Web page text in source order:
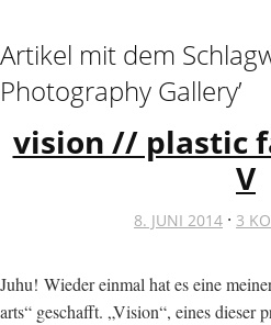
Artikel mit dem
Photography Gallery’
vision // plastic
V
8. JUNI 2014 · 3
Juhu! Wieder einmal hat es eine
arts“ geschafft. „Vision“, eines dieser